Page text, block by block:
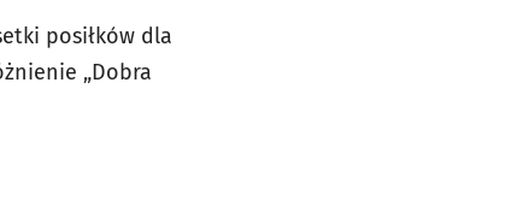
posiłków dla
„Dobra